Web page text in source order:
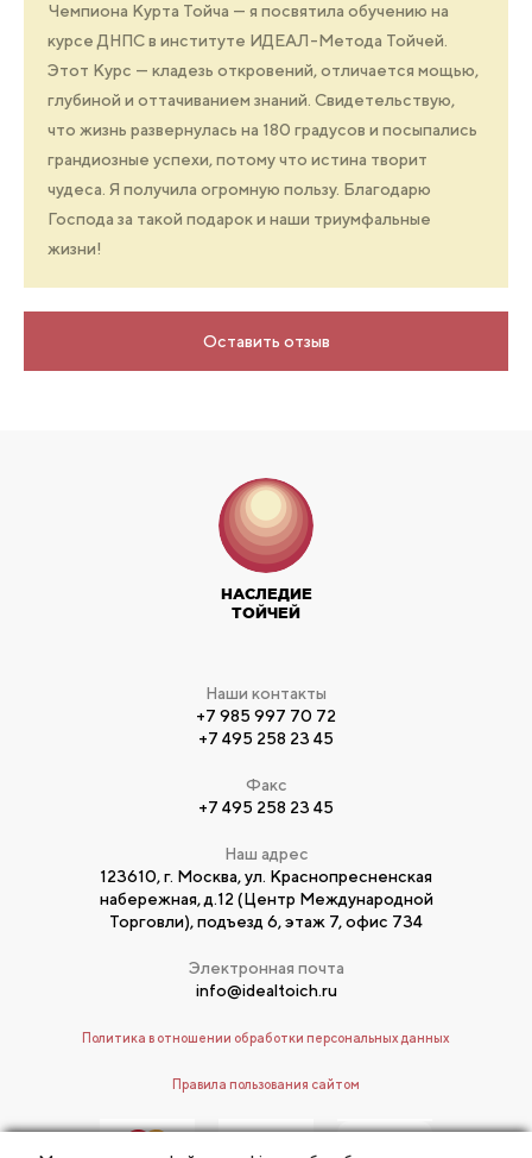
Чемпиона Курта Тойча — я посвятила обучению на
курсе ДНПС в институте ИДЕАЛ-Метода Тойчей.
Этот Курс — кладезь откровений, отличается мощью,
глубиной и оттачиванием знаний. Свидетельствую,
что жизнь развернулась на 180 градусов и посыпались
грандиозные успехи, потому что истина творит
чудеса. Я получила огромную пользу. Благодарю
Господа за такой подарок и наши триумфальные
жизни!
Оставить отзыв
НАСЛЕДИЕ
ТОЙЧЕЙ
Наши контакты
+7 985 997 70 72
+7 495 258 23 45
Факс
+7 495 258 23 45
Наш адрес
123610, г. Москва, ул. Краснопресненская
набережная, д.12 (Центр Международной
Торговли), подъезд 6, этаж 7, офис 734
Электронная почта
info@idealtoich.ru
Политика в отношении обработки персональных данных
Правила пользования сайтом